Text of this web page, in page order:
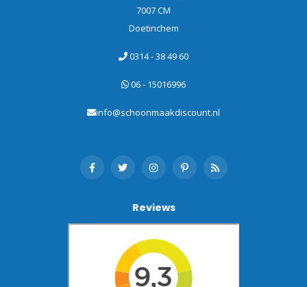
7007 CM
Doetinchem
0314 - 38 49 60
06 - 15016996
info@schoonmaakdiscount.nl
Reviews